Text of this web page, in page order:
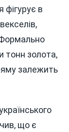
фігурує в
тонн золота,
залежить
що є